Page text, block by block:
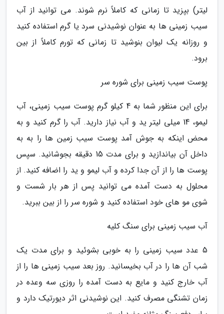
لیتر) بپزید تا زمانی که کاملاً نرم شوند. می توانید از آب
سیب زمینی ها به عنوان نوشیدنی سرد یا گرم استفاده کنید
و روزانه یک لیوان بنوشید تا زمانی که تورم کاملاً از بین
برود.
پوست سیب زمینی برای شوره سر
برای این منظور شما به 4 کیلو گرم پوست سیب زمینی، آب
لیمو، 14 میلی لیتر ید و آب نیاز دارید. آب را گرم کنید و به
محض اینکه به جوش آمد پوست سیب زمین ها را به به
داخل آن بیاندازید و برای مدت 15 دقیقه بجوشانید. سپس
پوست ها را از آن جدا کرده و آب لیمو و ید را اضافه کنید. از
محلول به دست آمده می توانید پس از هر بار شست و
شوی مو های خود استفاده کنید و شوره سر را از بین ببرید.
آب سیب زمینی برای سنگ کلیه
5 عدد سیب زمینی را به خوبی بشوئید و برای مدت یک
شب آن ها را در آب بخیسانید. روز بعد سیب زمینی ها را از
آب خارج کنید و مایع به دست آمده را روزی سه وعده در
زمان تشنگی مصرف کنید. این نوشیدنی اثر دیورتیک دارد و